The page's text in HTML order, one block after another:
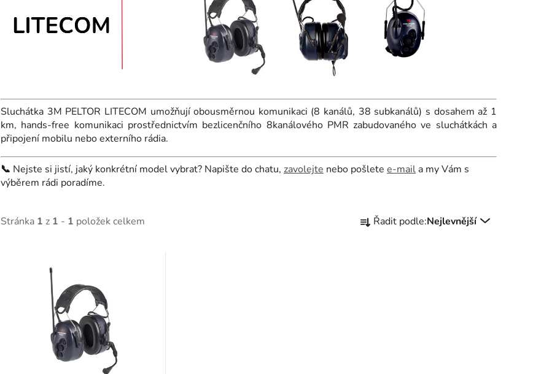
Sluchátka 3M PELTOR LITECOM umožňují obousměrnou komunikaci (8 kanálů, 38 subkanálů) s dosahem až 1
km, hands-free komunikaci prostřednictvím bezlicenčního 8kanálového PMR zabudovaného ve sluchátkách a
připojení mobilu nebo externího rádia.
📞 Nejste si jistí, jaký konkrétní model vybrat? Napište do chatu, zavolejte nebo pošlete e-mail a my Vám s
výběrem rádi poradíme.
Stránka 1 z 1 - 1 položek celkem
Ř Řadit podle:Nejlevnější